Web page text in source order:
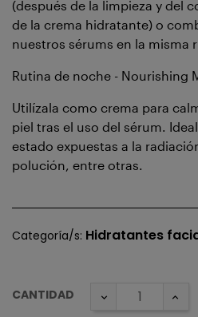
(después de la limpieza y del
de la crema hidratante) o
nuestros sérums en la misma
Rutina de noche - Nourishing
Utilízala como crema para
piel tras el uso del sérum.
estado expuestas a la
polución, entre otras.
Categoría/s: Hidratantes
CANTIDAD